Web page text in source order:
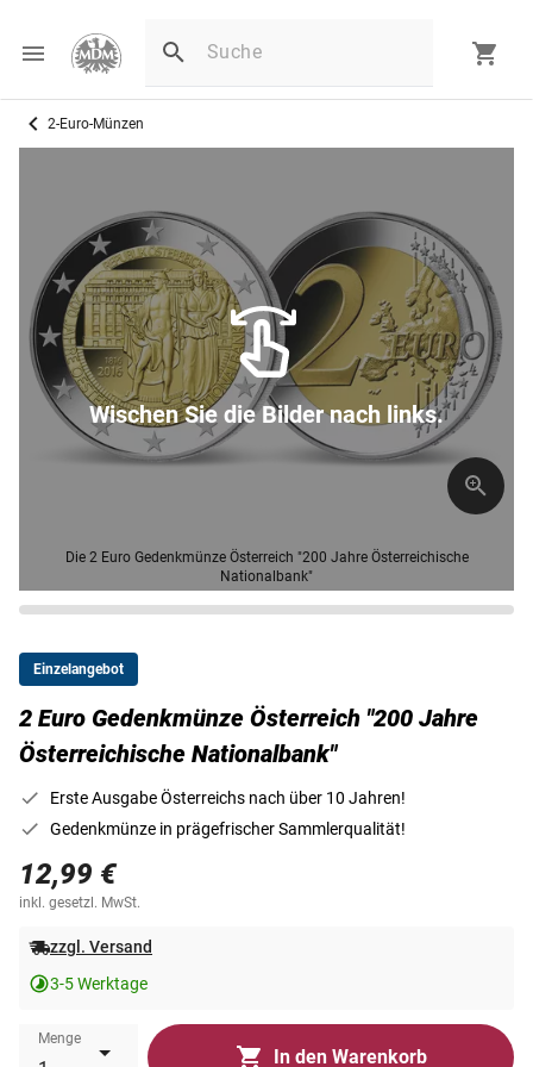
2-Euro-Münzen
Die 2 Euro Gedenkmünze Österreich "200 Jahre Österreichische
Nationalbank"
Wischen Sie die Bilder nach links.
Einzelangebot
2 Euro Gedenkmünze Österreich "200 Jahre
Österreichische Nationalbank"
Erste Ausgabe Österreichs nach über 10 Jahren!
Gedenkmünze in prägefrischer Sammlerqualität!
12,99 €
inkl. gesetzl. MwSt.
zzgl. Versand
3-5 Werktage
Menge
In den Warenkorb